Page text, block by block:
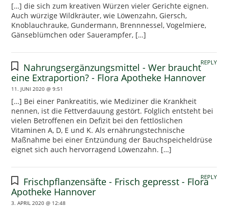
[…] die sich zum kreativen Würzen vieler Gerichte eignen.
Auch würzige Wildkräuter, wie Löwenzahn, Giersch,
Knoblauchrauke, Gundermann, Brennnessel, Vogelmiere,
Gänseblümchen oder Sauerampfer, […]
Nahrungsergänzungsmittel - Wer braucht
eine Extraportion? - Flora Apotheke Hannover
11. JUNI 2020 @ 9:51
[…] Bei einer Pankreatitis, wie Mediziner die Krankheit
nennen, ist die Fettverdauung gestört. Folglich entsteht bei
vielen Betroffenen ein Defizit bei den fettlöslichen
Vitaminen A, D, E und K. Als ernährungstechnische
Maßnahme bei einer Entzündung der Bauchspeicheldrüse
eignet sich auch hervorragend Löwenzahn. […]
REPLY
Frischpflanzensäfte - Frisch gepresst - Flora
Apotheke Hannover
3. APRIL 2020 @ 12:48
REPLY